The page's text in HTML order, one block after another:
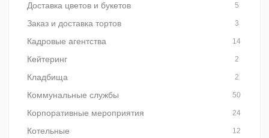
Доставка цветов и букетов 5
Заказ и доставка тортов 3
Кадровые агентства 14
Кейтеринг 2
Кладбища 2
Коммунальные службы 50
Корпоративные мероприятия 24
Котельные 12